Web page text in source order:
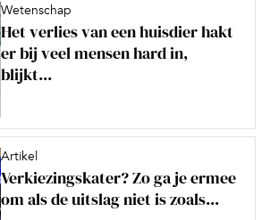
Wetenschap
Het verlies van een huisdier hakt
er bij veel mensen hard in,
blijkt...
Artikel
Verkiezingskater? Zo ga je ermee
om als de uitslag niet is zoals...